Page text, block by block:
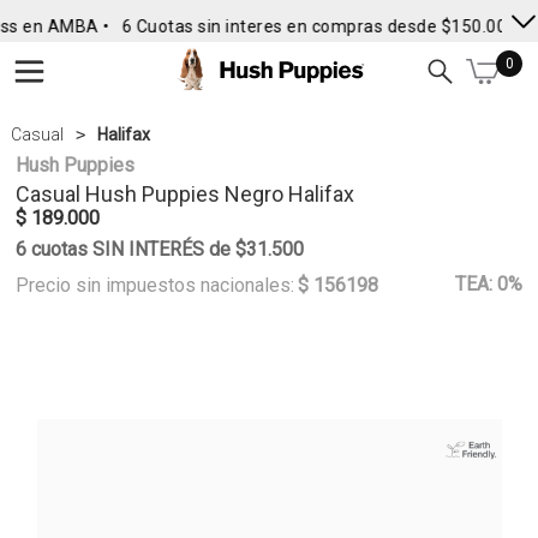
en AMBA • 6 Cuotas sin interes en compras desde $150.000 •
0
Casual Halifax
Hush Puppies
Casual Hush Puppies Negro Halifax
$ 189.000
6 cuotas SIN INTERÉS de $31.500
Precio sin impuestos nacionales: $ 156198 TEA: 0%